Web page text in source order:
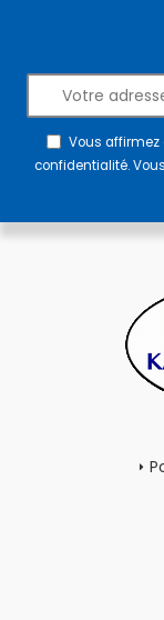
Vous affirmez
confidentialité.